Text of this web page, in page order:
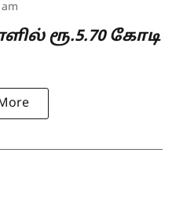
ரூ.5.70 கோடி